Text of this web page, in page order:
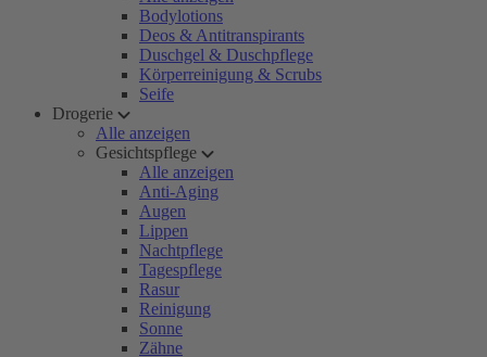
Bodylotions
Deos & Antitranspirants
Duschgel & Duschpflege
Körperreinigung & Scrubs
Seife
Drogerie
Alle anzeigen
Gesichtspflege
Alle anzeigen
Anti-Aging
Augen
Lippen
Nachtpflege
Tagespflege
Rasur
Reinigung
Sonne
Zähne